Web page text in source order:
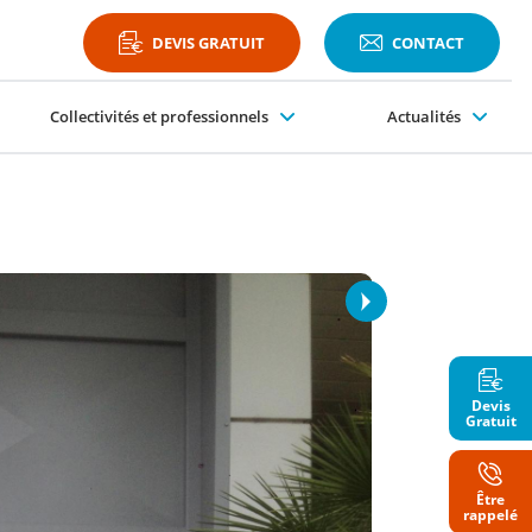
DEVIS GRATUIT CONTACT
Collectivités et professionnels Actualités
Devis
Gratuit
Être
rappelé
Nom